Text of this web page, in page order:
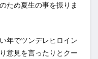
ため夏生の事を振りま
年でツンデレヒロイン
意見を言ったりとクー